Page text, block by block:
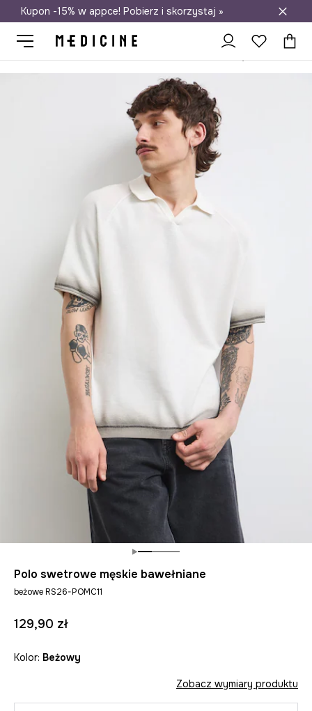
Darmowa dostawa do salonów
Kupon -15% w appce! Pobierz i skorzystaj »
Polo swetrowe męskie bawełniane
beżowe RS26-POMC11
129,90 zł
Kolor: beżowy
Zobacz wymiary produktu